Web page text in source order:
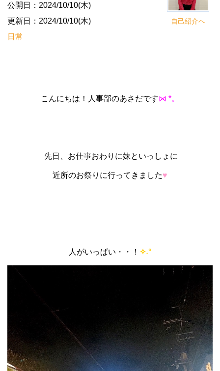
自己紹介へ
公開日：2024/10/10(木)
更新日：2024/10/10(木)
日常
こんにちは！人事部のあさだです⋈ *。
先日、お仕事おわりに妹といっしょに
近所のお祭りに行ってきました♥
人がいっぱい・・！ ✧˖°